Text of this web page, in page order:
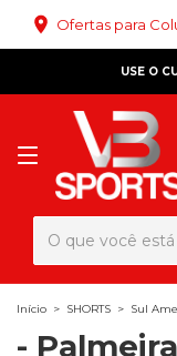
Ofertas para
USE O
Início > SHORTS > Sul
-